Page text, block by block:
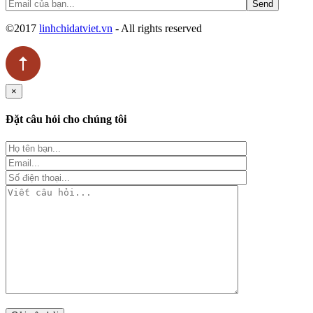
©2017 linhchidatviet.vn - All rights reserved
×
Đặt câu hỏi cho chúng tôi